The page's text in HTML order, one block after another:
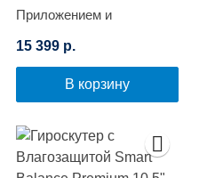
Приложением и
Самобалансировкой
(Черный карбон)
15 399 р.
В корзину